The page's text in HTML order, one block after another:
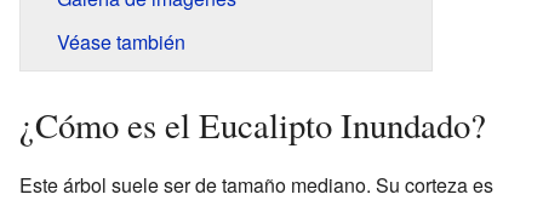
Véase también
¿Cómo es el Eucalipto Inundado?
Este árbol suele ser de tamaño mediano. Su corteza es